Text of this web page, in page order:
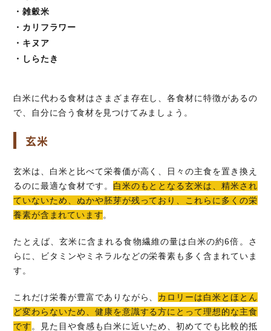
・雑穀米
・カリフラワー
・キヌア
・しらたき
白米に代わる食材はさまざま存在し、各食材に特徴があるの
で、自分に合う食材を見つけてみましょう。
玄米
玄米は、白米と比べて栄養価が高く、日々の主食を置き換え
るのに最適な食材です。 白米のもととなる玄米は、精米され
ていないため、ぬかや胚芽が残っており、これらに多くの栄
養素が含まれています。
たとえば、玄米に含まれる食物繊維の量は白米の約6倍。さ
らに、ビタミンやミネラルなどの栄養素も多く含まれていま
す。
これだけ栄養が豊富でありながら、 カロリーは白米とほとん
ど変わらないため、健康を意識する方にとって理想的な主食
です。見た目や食感も白米に近いため、初めてでも比較的抵